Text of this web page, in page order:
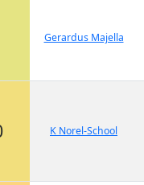
Gerardus Majella
K Norel-School